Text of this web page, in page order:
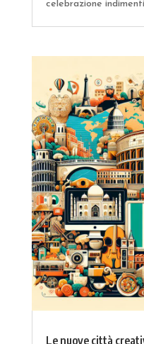
celebrazione
Le nuove città